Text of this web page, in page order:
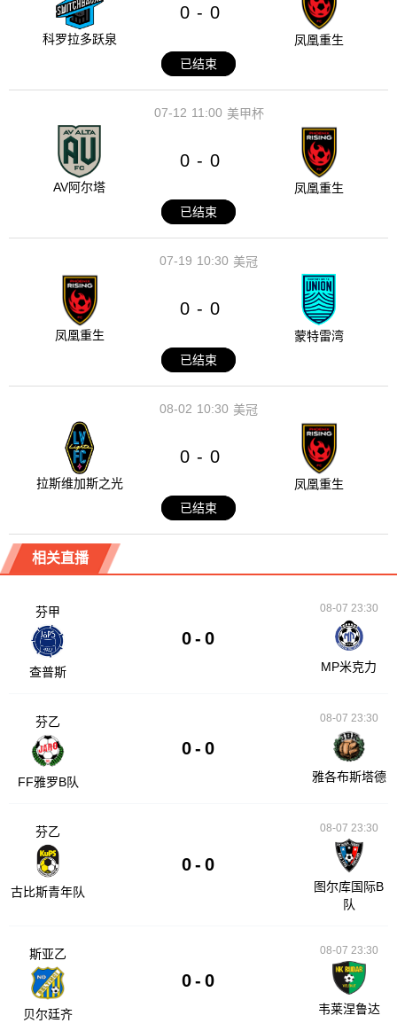
科罗拉多跃泉
0 - 0
凤凰重生
已结束
11:00
07-12 美甲杯
AV阿尔塔
0 - 0
凤凰重生
已结束
10:30
07-19 美冠
凤凰重生
0 - 0
蒙特雷湾
已结束
10:30
08-02 美冠
拉斯维加斯之光
0 - 0
凤凰重生
已结束
相关直播
芬甲
查普斯
0 - 0
08-07 23:30
MP米克力
芬乙
FF雅罗B队
0 - 0
08-07 23:30
雅各布斯塔德
芬乙
古比斯青年队
0 - 0
08-07 23:30
图尔库国际B
队
斯亚乙
贝尔廷齐
0 - 0
08-07 23:30
韦莱涅鲁达